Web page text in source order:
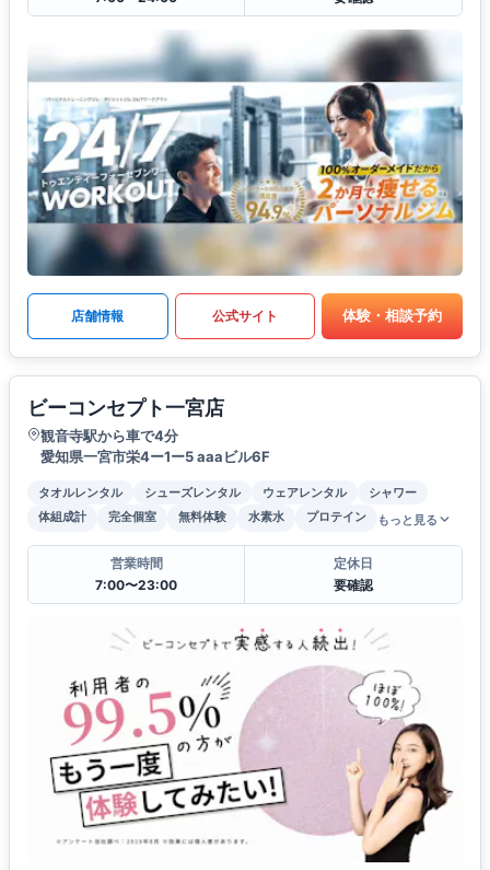
店舗情報 公式サイト 体験・相談予約
ビーコンセプト一宮店
観音寺駅から車で4分
愛知県一宮市栄4ー1ー5 aaaビル6F
タオルレンタル シューズレンタル ウェアレンタル
シャワー
体組成計
完全個室 無料体験 水素水 プロテイン もっと見る
営業時間
7:00〜23:00
定休日
要確認